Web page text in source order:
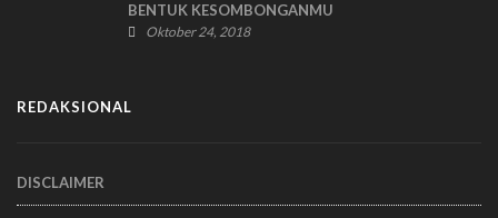
BENTUK KESOMBONGANMU
Oktober 24, 2018
REDAKSIONAL
DISCLAIMER